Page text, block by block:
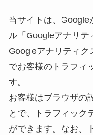
当サイトは、Google
ル「Googleアナリテ
Googleアナリティク
でお客様のトラフィ
す。
お客様はブラウザの
とで、トラフィック
ができます。なお、